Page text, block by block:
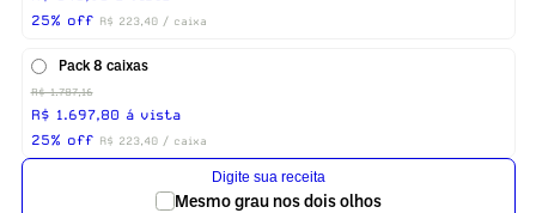
25% off R$ 223,40 / caixa
Pack 8 caixas
R$ 1.787,16
R$ 1.697,80 á vista
25% off R$ 223,40 / caixa
Digite sua receita
Mesmo grau nos dois olhos